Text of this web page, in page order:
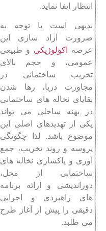
انتظار ایفا نماید.
بدیهی است با توجه به
ضرورت آزاد سازی این
عرصه اکولوژیکی و طبیعی
عمومی، و حجم بالای
تخریب ساختمانی در
مجاورت دریا، رها شدن
بقایای نخاله های ساختمانی
در پهنه ساحلی می تواند
یکی از تهدیدهای اصلی این
موضوع باشد. لذا چگونگی
پروسه و روند تخریب، جمع
آوری و پاکسازی نخاله های
ساختمانی از محل،
دوراندیشی و ارائه برنامه
های راهبردی و اجرایی
دقیقی را پیش از آغاز طرح
می طلبد.